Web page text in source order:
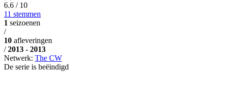
6.6 / 10
11 stemmen
1 seizoenen
/
10 afleveringen
/ 2013 - 2013
Netwerk: The CW
De serie is beëindigd